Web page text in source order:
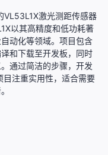
激光测距传感器
以其高精度和低功耗著
动化等领域。项目包含
和下载至开发板，同时
通过简洁的步骤，开发
注重实用性，适合需要